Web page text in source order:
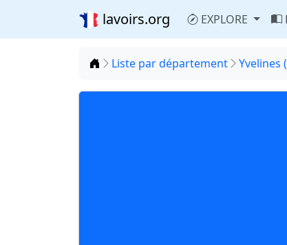
lavoirs.org EXPLORE
Accueil
Liste par département Yvelines